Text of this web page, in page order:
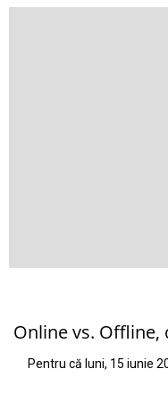
Online vs.
Pentru că luni, 15 iunie